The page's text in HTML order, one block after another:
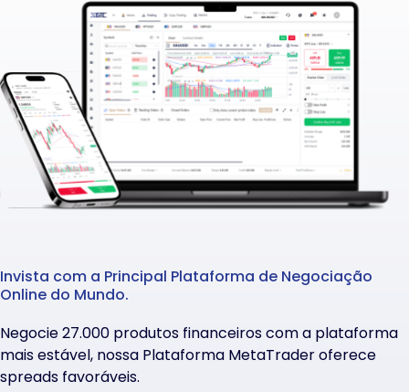
Invista com a Principal Plataforma de Negociação
Online do Mundo.
Negocie 27.000 produtos financeiros com a plataforma
mais estável, nossa Plataforma MetaTrader oferece
spreads favoráveis.